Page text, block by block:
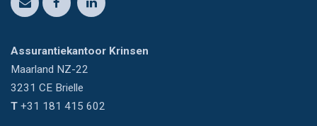
Assurantiekantoor Krinsen
Maarland NZ-22
3231 CE Brielle
T +31 181 415 602